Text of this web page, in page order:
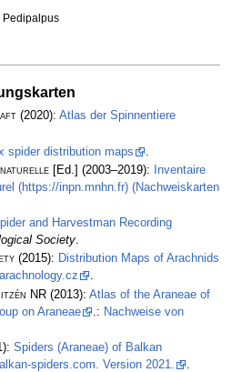
Pedipalpus
(2020): Atlas der Spinnentiere
spider distribution maps
naturelle [Ed.] (2003–2019):
Inventaire
(https://inpn.mnhn.fr) (Nachweiskarten
and Harvestman Recording
Society.
(2015): Distribution Maps of Arachnids
.
NR (2013): Atlas of the Araneae of
on Araneae
.: Nachweise von
Spiders (Araneae) of Balkan
spiders.com. Version 2021.
.